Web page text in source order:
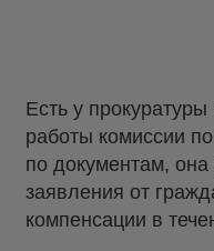
Есть у
работы комиссии
по документам,
заявления от
компенсации в